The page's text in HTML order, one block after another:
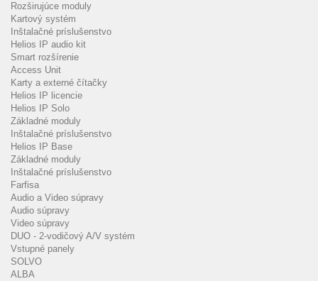
Rozširujúce moduly
Kartový systém
Inštalačné príslušenstvo
Helios IP audio kit
Smart rozšírenie
Access Unit
Karty a externé čítačky
Helios IP licencie
Helios IP Solo
Základné moduly
Inštalačné príslušenstvo
Helios IP Base
Základné moduly
Inštalačné príslušenstvo
Farfisa
Audio a Video súpravy
Audio súpravy
Video súpravy
DUO - 2-vodičový A/V systém
Vstupné panely
SOLVO
ALBA